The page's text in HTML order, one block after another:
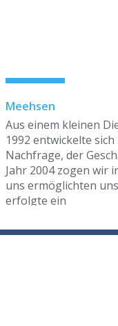
Meehsen
Aus einem kleinen
1992 entwickelte
Nachfrage, der
Jahr 2004 zogen wir
uns ermöglichten
erfolgte ein